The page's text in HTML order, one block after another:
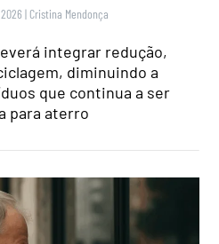
| Cristina Mendonça
integrar redução,
diminuindo a
que continua a ser
para aterro